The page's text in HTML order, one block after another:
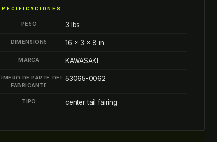
PESO 3 lbs
DIMENSIONS 16 × 3 × 8 in
MARCA KAWASAKI
DE PARTE DEL
FABRICANTE
53065-0062
TIPO center tail fairing